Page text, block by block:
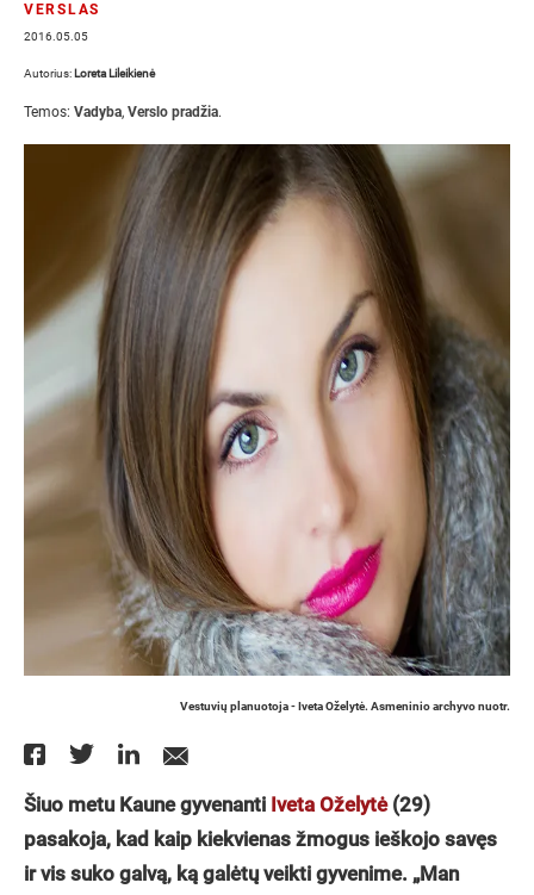
VERSLAS
2016.05.05
Autorius: Loreta Lileikienė
Temos: Vadyba, Verslo pradžia.
Vestuvių planuotoja - Iveta Oželytė. Asmeninio archyvo nuotr.
Šiuo metu Kaune gyvenanti Iveta Oželytė(29)
pasakoja, kad kaip kiekvienas žmogus ieškojo savęs
ir vis suko galvą, ką galėtų veikti gyvenime. „Man